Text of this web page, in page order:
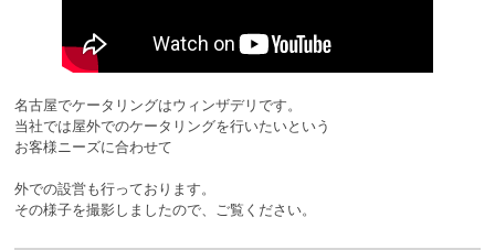
名古屋でケータリングはウィンザデリです。
当社では屋外でのケータリングを行いたいという
お客様ニーズに合わせて
外での設営も行っております。
その様子を撮影しましたので、ご覧ください。